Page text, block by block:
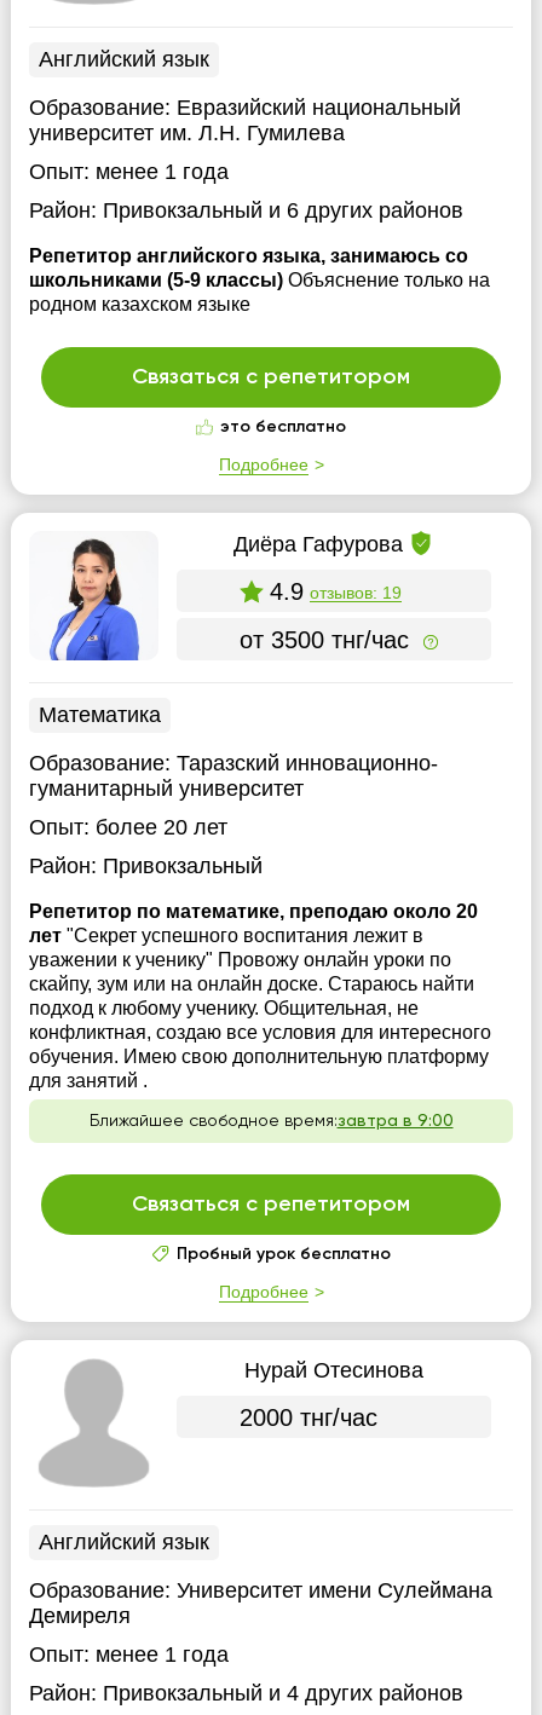
Английский язык
Образование: Евразийский национальный
университет им. Л.Н. Гумилева
Опыт: менее 1 года
Район: Привокзальный и 6 других районов
Репетитор английского языка, занимаюсь со
школьниками (5-9 классы) Объяснение только на
родном казахском языке
Связаться с репетитором
это бесплатно
Подробнее
Диёра Гафурова
4.9 отзывов: 19
от 3500 тнг/час
Математика
Образование: Таразский инновационно-
гуманитарный университет
Опыт: более 20 лет
Район: Привокзальный
Репетитор по математике, преподаю около 20
лет "Секрет успешного воспитания лежит в
уважении к ученику" Провожу онлайн уроки по
скайпу, зум или на онлайн доске. Стараюсь найти
подход к любому ученику. Общительная, не
конфликтная, создаю все условия для интересного
обучения. Имею свою дополнительную платформу
для занятий .
Ближайшее свободное время:завтра в 9:00
Связаться с репетитором
Пробный урок бесплатно
Подробнее
Нурай Отесинова
2000 тнг/час
Английский язык
Образование: Университет имени Сулеймана
Демиреля
Опыт: менее 1 года
Район: Привокзальный и 4 других районов